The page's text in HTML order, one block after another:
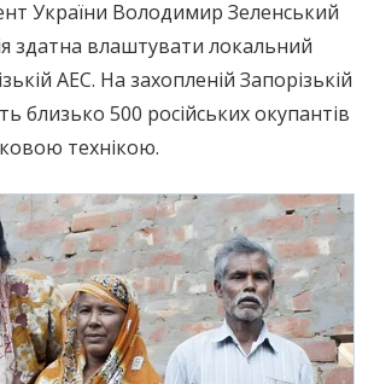
України Володимир Зеленський
здатна влаштувати локальний
АЕС. На захопленій Запорізькій
близько 500 російських окупантів
технікою.